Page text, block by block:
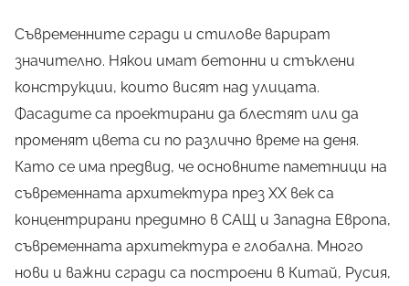
Съвременните сгради и стилове варират
значително. Някои имат бетонни и стъклени
конструкции, които висят над улицата.
Фасадите са проектирани да блестят или да
променят цвета си по различно време на деня.
Като се има предвид, че основните паметници на
съвременната архитектура през XX век са
концентрирани предимно в САЩ и Западна Европа,
съвременната архитектура е глобална. Много
нови и важни сгради са построени в Китай, Русия,